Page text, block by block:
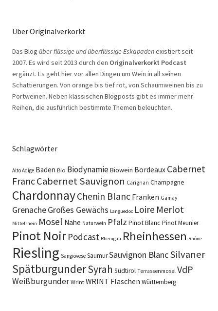
Über Originalverkorkt
Das Blog über flüssige und überflüssige Eskapadenexistiert seit
2007. Es wird seit 2013 durch den Originalverkorkt Podcast
ergänzt. Es geht hier vor allen Dingen um Wein in all seinen
Schattierungen. Von orange bis tief rot, von Schaumweinen bis zu
Portweinen. Neben klassischen Blogposts gibt es immer mehr
Reihen, die ausführlich bestimmte Themen beleuchten.
Schlagwörter
Alto Adige Baden Bio BiodynamieBiowein Bordeaux Cabernet
FrancCabernet Sauvignon Carignan Champagne
ChardonnayChenin Blanc Franken Gamay
GrenacheGroßes Gewächs Languedoc Loire Merlot
Mittelrhein Mosel Nahe Naturwein Pfalz Pinot Blanc Pinot Meunier
Pinot Noir Podcast Rheingau Rheinhessen Rhône
Riesling Sangiovese SaumurSauvignon BlancSilvaner
SpätburgunderSyrah Südtirol Terrassenmosel VdP
Weißburgunder Wrint WRINT Flaschen Württemberg